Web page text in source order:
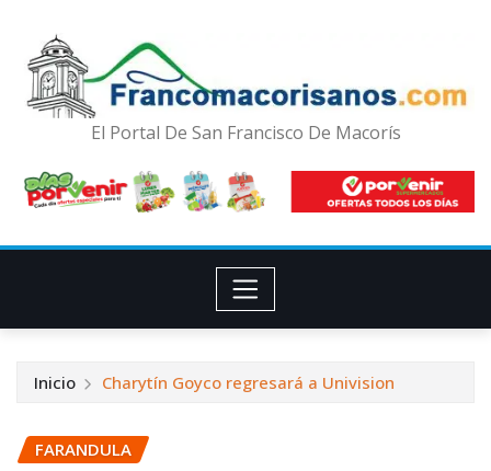
El Portal De San Francisco De Macorís
Inicio Charytín Goyco regresará a Univision
FARANDULA